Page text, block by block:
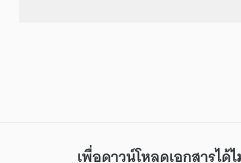
เพื่อดาวน์โหลดเอกสารได้